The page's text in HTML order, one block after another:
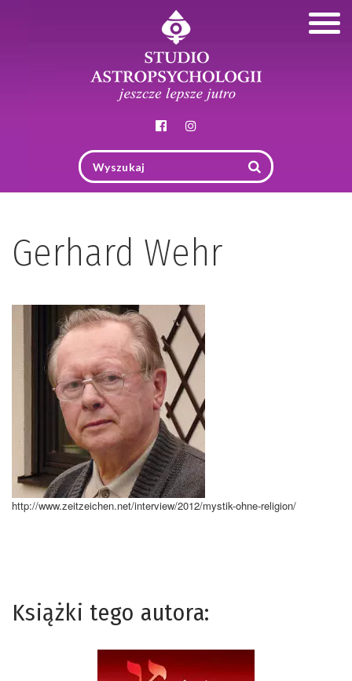
Gerhard Wehr
http://www.zeitzeichen.net/interview/2012/mystik-ohne-religion/
Książki tego autora: